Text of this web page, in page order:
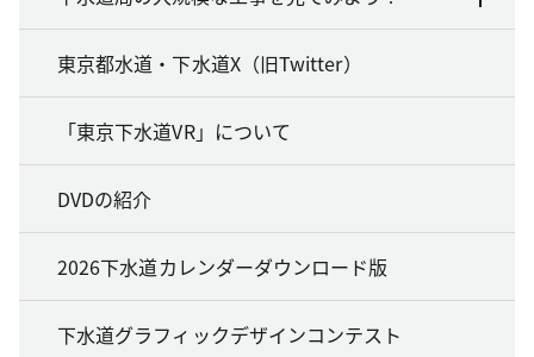
東京都水道・下水道X（旧Twitter）
「東京下水道VR」について
DVDの紹介
2026下水道カレンダーダウンロード版
下水道グラフィックデザインコンテスト